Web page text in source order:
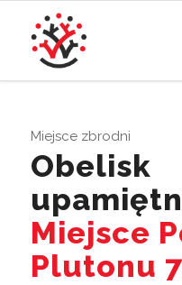
Miejsce zbrodni
Obelisk
Miejsce
Plutonu